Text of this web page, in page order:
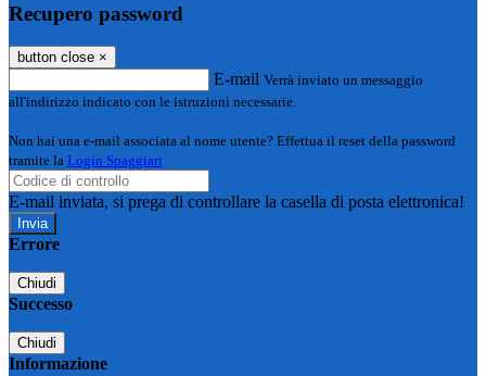
Recupero password
button close ×
E-mail Verrà inviato un messaggio
all'indirizzo indicato con le istruzioni necessarie.
Non hai una e-mail associata al nome utente? Effettua il reset della password
tramite la Login Spaggiari
E-mail inviata, si prega di controllare la casella di posta elettronica!
Errore
Chiudi
Successo
Chiudi
Informazione